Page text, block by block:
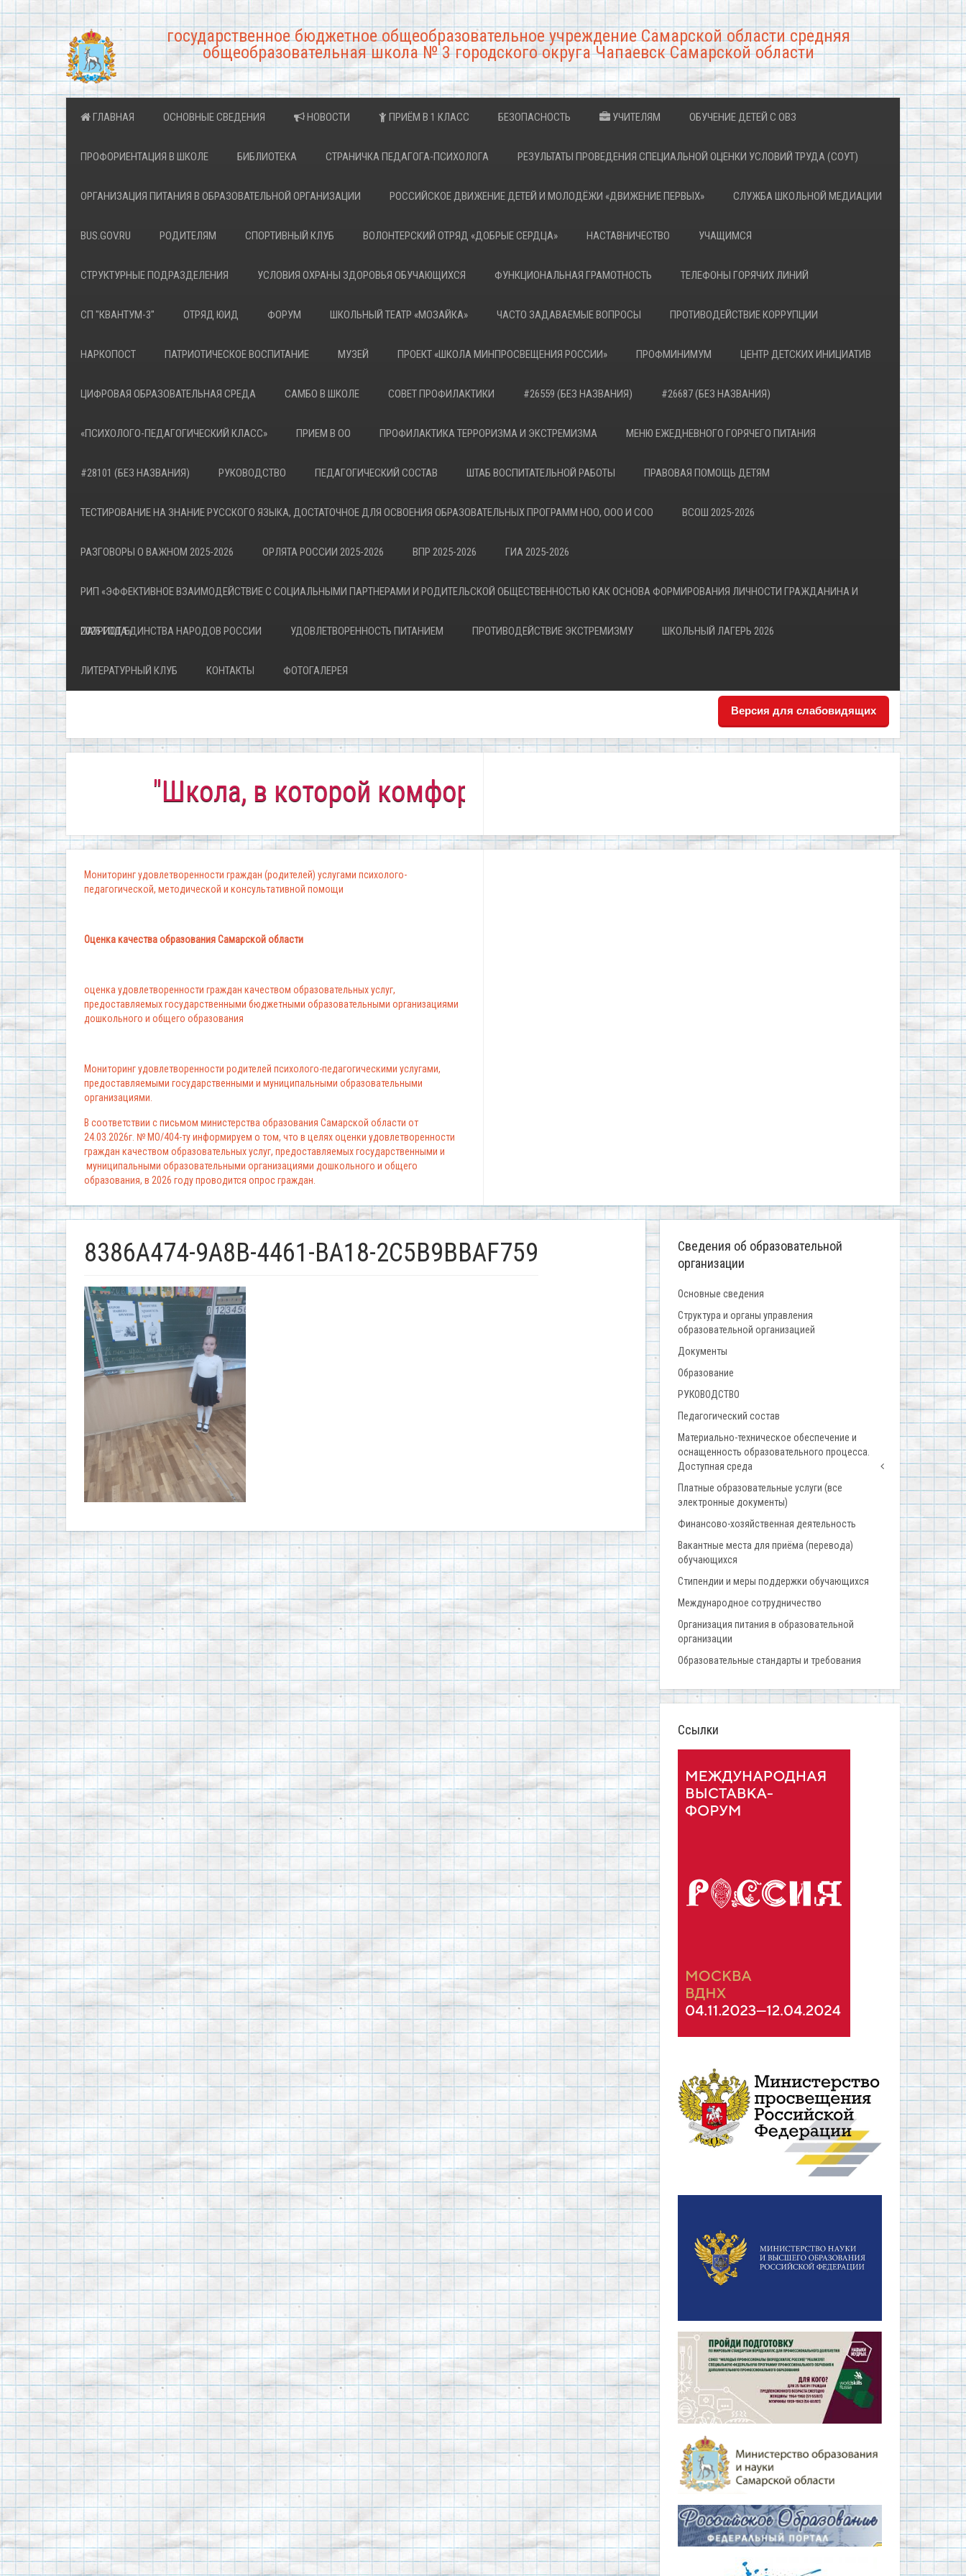
государственное бюджетное общеобразовательное учреждение Самарской области средняя
общеобразовательная школа № 3 городского округа Чапаевск Самарской области
ГЛАВНАЯ ОСНОВНЫЕ СВЕДЕНИЯ НОВОСТИ ПРИЁМ В 1 КЛАСС БЕЗОПАСНОСТЬ УЧИТЕЛЯМ ОБУЧЕНИЕ ДЕТЕЙ С ОВЗ
ПРОФОРИЕНТАЦИЯ В ШКОЛЕ БИБЛИОТЕКА СТРАНИЧКА ПЕДАГОГА-ПСИХОЛОГА РЕЗУЛЬТАТЫ ПРОВЕДЕНИЯ СПЕЦИАЛЬНОЙ ОЦЕНКИ УСЛОВИЙ ТРУДА (СОУТ)
ОРГАНИЗАЦИЯ ПИТАНИЯ В ОБРАЗОВАТЕЛЬНОЙ ОРГАНИЗАЦИИ РОССИЙСКОЕ ДВИЖЕНИЕ ДЕТЕЙ И МОЛОДЁЖИ «ДВИЖЕНИЕ ПЕРВЫХ» СЛУЖБА ШКОЛЬНОЙ МЕДИАЦИИ
BUS.GOV.RU РОДИТЕЛЯМ СПОРТИВНЫЙ КЛУБ ВОЛОНТЕРСКИЙ ОТРЯД «ДОБРЫЕ СЕРДЦА» НАСТАВНИЧЕСТВО УЧАЩИМСЯ
СТРУКТУРНЫЕ ПОДРАЗДЕЛЕНИЯ УСЛОВИЯ ОХРАНЫ ЗДОРОВЬЯ ОБУЧАЮЩИХСЯ ФУНКЦИОНАЛЬНАЯ ГРАМОТНОСТЬ ТЕЛЕФОНЫ ГОРЯЧИХ ЛИНИЙ
СП "КВАНТУМ-3" ОТРЯД ЮИД ФОРУМ ШКОЛЬНЫЙ ТЕАТР «МОЗАЙКА» ЧАСТО ЗАДАВАЕМЫЕ ВОПРОСЫ ПРОТИВОДЕЙСТВИЕ КОРРУПЦИИ
НАРКОПОСТ ПАТРИОТИЧЕСКОЕ ВОСПИТАНИЕ МУЗЕЙ ПРОЕКТ «ШКОЛА МИНПРОСВЕЩЕНИЯ РОССИИ» ПРОФМИНИМУМ ЦЕНТР ДЕТСКИХ ИНИЦИАТИВ
ЦИФРОВАЯ ОБРАЗОВАТЕЛЬНАЯ СРЕДА САМБО В ШКОЛЕ СОВЕТ ПРОФИЛАКТИКИ #26559 (БЕЗ НАЗВАНИЯ) #26687 (БЕЗ НАЗВАНИЯ)
«ПСИХОЛОГО-ПЕДАГОГИЧЕСКИЙ КЛАСС» ПРИЕМ В ОО ПРОФИЛАКТИКА ТЕРРОРИЗМА И ЭКСТРЕМИЗМА МЕНЮ ЕЖЕДНЕВНОГО ГОРЯЧЕГО ПИТАНИЯ
#28101 (БЕЗ НАЗВАНИЯ) РУКОВОДСТВО ПЕДАГОГИЧЕСКИЙ СОСТАВ ШТАБ ВОСПИТАТЕЛЬНОЙ РАБОТЫ ПРАВОВАЯ ПОМОЩЬ ДЕТЯМ
ТЕСТИРОВАНИЕ НА ЗНАНИЕ РУССКОГО ЯЗЫКА, ДОСТАТОЧНОЕ ДЛЯ ОСВОЕНИЯ ОБРАЗОВАТЕЛЬНЫХ ПРОГРАММ НОО, ООО И СОО ВСОШ 2025-2026
РАЗГОВОРЫ О ВАЖНОМ 2025-2026 ОРЛЯТА РОССИИ 2025-2026 ВПР 2025-2026 ГИА 2025-2026
РИП «ЭФФЕКТИВНОЕ ВЗАИМОДЕЙСТВИЕ С СОЦИАЛЬНЫМИ ПАРТНЕРАМИ И РОДИТЕЛЬСКОЙ ОБЩЕСТВЕННОСТЬЮ КАК ОСНОВА ФОРМИРОВАНИЯ ЛИЧНОСТИ ГРАЖДАНИНА И
ПАТРИОТА»
2026 ГОД ЕДИНСТВА НАРОДОВ РОССИИ УДОВЛЕТВОРЕННОСТЬ ПИТАНИЕМ ПРОТИВОДЕЙСТВИЕ ЭКСТРЕМИЗМУ ШКОЛЬНЫЙ ЛАГЕРЬ 2026
ЛИТЕРАТУРНЫЙ КЛУБ КОНТАКТЫ ФОТОГАЛЕРЕЯ
Версия для слабовидящих
"Школа, в которой комфортно всем!"
Мониторинг удовлетворенности граждан (родителей) услугами психолого-
педагогической, методической и консультативной помощи
Оценка качества образования Самарской области
оценка удовлетворенности граждан качеством образовательных услуг,
предоставляемых государственными бюджетными образовательными организациями
дошкольного и общего образования
Мониторинг удовлетворенности родителей психолого-педагогическими услугами,
предоставляемыми государственными и муниципальными образовательными
организациями.
В соответствии с письмом министерства образования Самарской области от
24.03.2026г. № МО/404-ту информируем о том, что в целях оценки удовлетворенности
граждан качеством образовательных услуг, предоставляемых государственными и
муниципальными образовательными организациями дошкольного и общего
образования, в 2026 году проводится опрос граждан.
8386A474-9A8B-4461-BA18-2C5B9BBAF759
Сведения об образовательной
организации
Основные сведения
Структура и органы управления
образовательной организацией
Документы
Образование
РУКОВОДСТВО
Педагогический состав
Материально-техническое обеспечение и
оснащенность образовательного процесса.
Доступная среда
Платные образовательные услуги (все
электронные документы)
Финансово-хозяйственная деятельность
Вакантные места для приёма (перевода)
обучающихся
Стипендии и меры поддержки обучающихся
Международное сотрудничество
Организация питания в образовательной
организации
Образовательные стандарты и требования
Ссылки